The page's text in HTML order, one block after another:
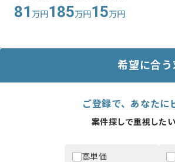
81 万円 185万円 15万円
希望に合
ご登録で、あなたに
案件探しで重視した
高単価